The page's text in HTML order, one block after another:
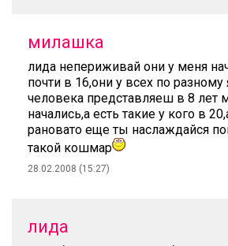
милашка
лида непериживай они у меня
почти в 16,они у всех по
человека представляеш в 8 лет
начались,а есть такие у кого в
рановато еще ты наслаждайся
такой кошмар
28.02.2008 (15:27)
лида